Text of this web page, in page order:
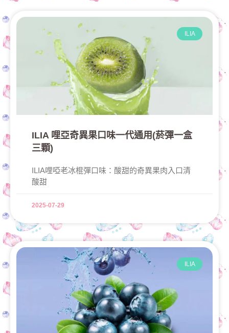
ILIA
ILIA 哩亞奇異果口味一代通用(菸彈一盒
三顆)
ILIA哩啞老冰棍彈口味：酸甜的奇異果肉入口清
酸甜
2025-07-29
ILIA